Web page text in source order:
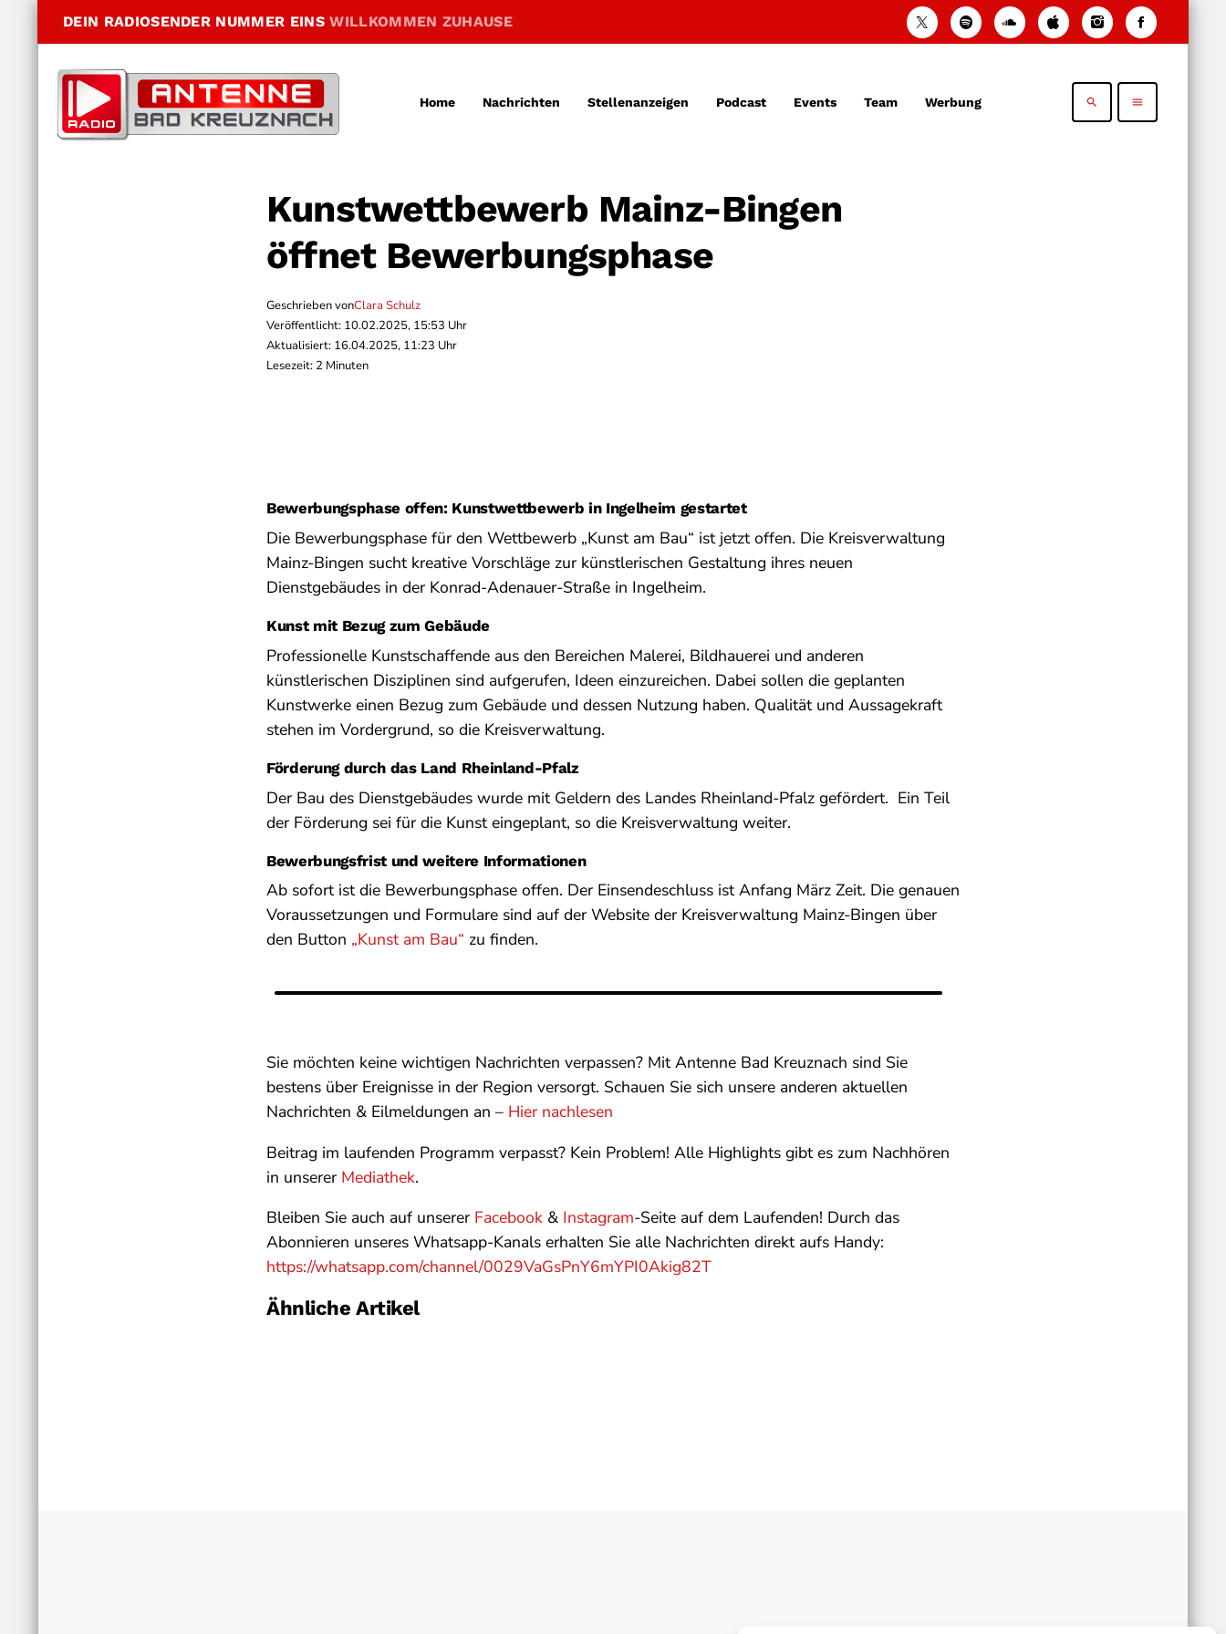
DEIN RADIOSENDER NUMMER EINSWILLKOMMEN ZUHAUSE
Home Nachrichten Stellenanzeigen Podcast Events Team Werbung search menu
Kunstwettbewerb Mainz-Bingen
öffnet Bewerbungsphase
Geschrieben vonClara Schulz
Veröffentlicht: 10.02.2025, 15:53 Uhr
Aktualisiert: 16.04.2025, 11:23 Uhr
Lesezeit: 2 Minuten
Bewerbungsphase offen: Kunstwettbewerb in Ingelheim gestartet
Die Bewerbungsphase für den Wettbewerb „Kunst am Bau“ ist jetzt offen. Die Kreisverwaltung
Mainz-Bingen sucht kreative Vorschläge zur künstlerischen Gestaltung ihres neuen
Dienstgebäudes in der Konrad-Adenauer-Straße in Ingelheim.
Kunst mit Bezug zum Gebäude
Professionelle Kunstschaffende aus den Bereichen Malerei, Bildhauerei und anderen
künstlerischen Disziplinen sind aufgerufen, Ideen einzureichen. Dabei sollen die geplanten
Kunstwerke einen Bezug zum Gebäude und dessen Nutzung haben. Qualität und Aussagekraft
stehen im Vordergrund, so die Kreisverwaltung.
Förderung durch das Land Rheinland-Pfalz
Der Bau des Dienstgebäudes wurde mit Geldern des Landes Rheinland-Pfalz gefördert. Ein Teil
der Förderung sei für die Kunst eingeplant, so die Kreisverwaltung weiter.
Bewerbungsfrist und weitere Informationen
Ab sofort ist die Bewerbungsphase offen. Der Einsendeschluss ist Anfang März Zeit. Die genauen
Voraussetzungen und Formulare sind auf der Website der Kreisverwaltung Mainz-Bingen über
den Button „Kunst am Bau“ zu finden.
Sie möchten keine wichtigen Nachrichten verpassen? Mit Antenne Bad Kreuznach sind Sie
bestens über Ereignisse in der Region versorgt. Schauen Sie sich unsere anderen aktuellen
Nachrichten & Eilmeldungen an – Hier nachlesen
Beitrag im laufenden Programm verpasst? Kein Problem! Alle Highlights gibt es zum Nachhören
in unserer Mediathek.
Bleiben Sie auch auf unserer Facebook & Instagram-Seite auf dem Laufenden! Durch das
Abonnieren unseres Whatsapp-Kanals erhalten Sie alle Nachrichten direkt aufs Handy:
https://whatsapp.com/channel/0029VaGsPnY6mYPI0Akig82T
Ähnliche Artikel